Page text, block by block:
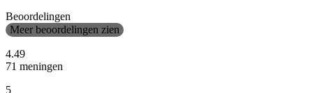
Beoordelingen
Meer beoordelingen zien
4.49
71 meningen
5